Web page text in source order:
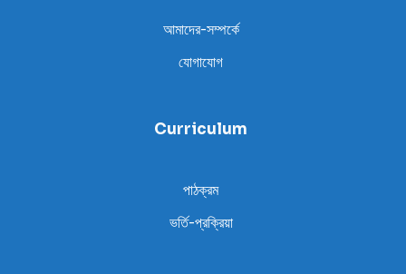
আমাদের-সম্পর্কে
যোগাযোগ
Curriculum
পাঠক্রম
ভর্তি-প্রক্রিয়া